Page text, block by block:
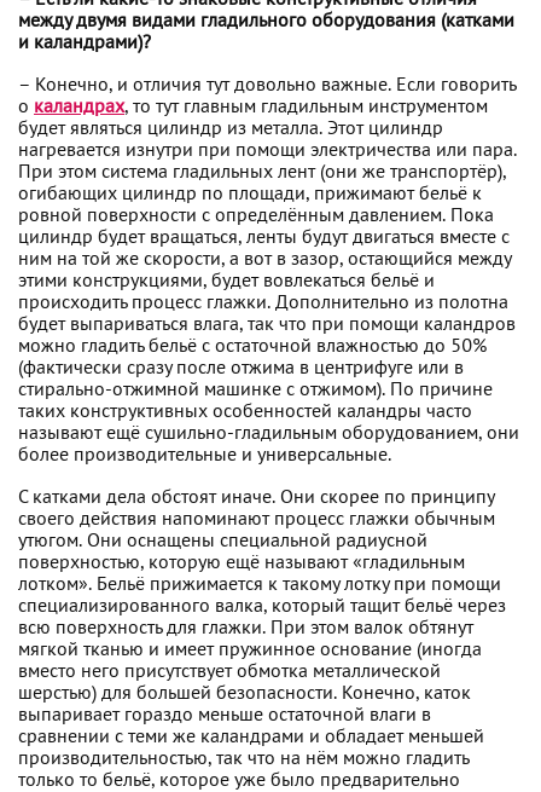
между двумя видами гладильного оборудования (катками
и каландрами)?
– Конечно, и отличия тут довольно важные. Если говорить
о каландрах, то тут главным гладильным инструментом
будет являться цилиндр из металла. Этот цилиндр
нагревается изнутри при помощи электричества или пара.
При этом система гладильных лент (они же транспортёр),
огибающих цилиндр по площади, прижимают бельё к
ровной поверхности с определённым давлением. Пока
цилиндр будет вращаться, ленты будут двигаться вместе с
ним на той же скорости, а вот в зазор, остающийся между
этими конструкциями, будет вовлекаться бельё и
происходить процесс глажки. Дополнительно из полотна
будет выпариваться влага, так что при помощи каландров
можно гладить бельё с остаточной влажностью до 50%
(фактически сразу после отжима в центрифуге или в
стирально-отжимной машинке с отжимом). По причине
таких конструктивных особенностей каландры часто
называют ещё сушильно-гладильным оборудованием, они
более производительные и универсальные.
С катками дела обстоят иначе. Они скорее по принципу
своего действия напоминают процесс глажки обычным
утюгом. Они оснащены специальной радиусной
поверхностью, которую ещё называют «гладильным
лотком». Бельё прижимается к такому лотку при помощи
специализированного валка, который тащит бельё через
всю поверхность для глажки. При этом валок обтянут
мягкой тканью и имеет пружинное основание (иногда
вместо него присутствует обмотка металлической
шерстью) для большей безопасности. Конечно, каток
выпаривает гораздо меньше остаточной влаги в
сравнении с теми же каландрами и обладает меньшей
производительностью, так что на нём можно гладить
только то бельё, которое уже было предварительно